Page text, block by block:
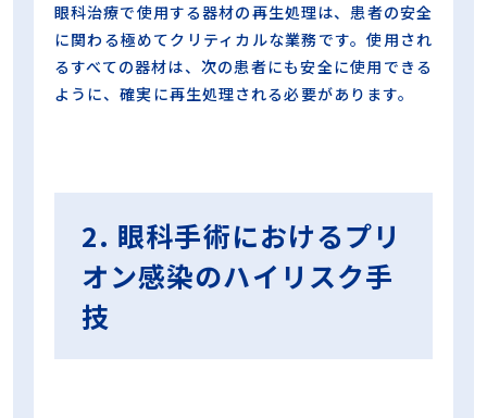
眼科治療で使用する器材の再生処理は、患者の安全
に関わる極めてクリティカルな業務です。使用され
るすべての器材は、次の患者にも安全に使用できる
ように、確実に再生処理される必要があります。
2. 眼科手術におけるプリ
オン感染のハイリスク手
技